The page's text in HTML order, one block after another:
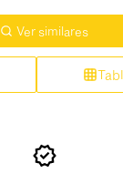
Ver similares